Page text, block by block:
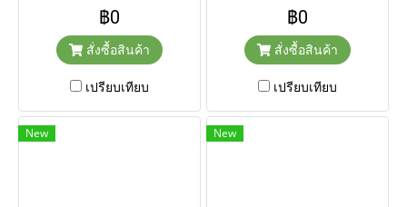
฿0
สั่งซื้อสินค้า
เปรียบเทียบ
ปรับด้านหลัง ยกสูง 75 องศา
ปรับด้านเข่า ยกสูง 40 องศา
ปรับระดับ ด้านหัวต่ำ-ด้านเท้า
ต่ำ-ด้านเท้าต่ำ 10 องศา การรับ
น้ำหนัก 250 กก.
฿0
สั่งซื้อสินค้า
เปรียบเทียบ
New New